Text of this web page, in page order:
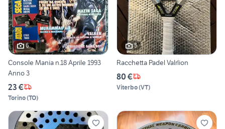
6
Console Mania n.18 Aprile 1993
Anno 3
23 €
Torino(TO)
5
Racchetta Padel Valrlion
80 €
Viterbo(VT)